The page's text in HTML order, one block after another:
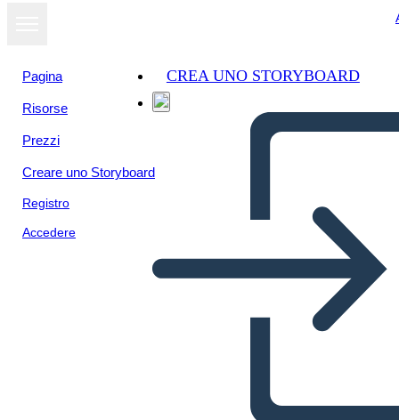
Pagina
Risorse
Prezzi
Creare uno Storyboard
Registro
Accedere
CREA UNO STORYBOARD